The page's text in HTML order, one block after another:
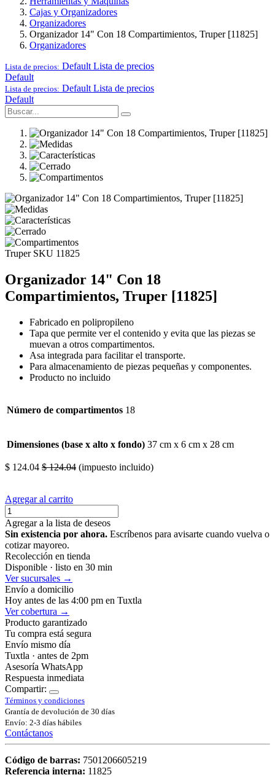
Cajas y Organizadores
Organizadores
Organizador 14" Con 18 Compartimientos, Truper [11825]
Organizadores
Lista de precios: Default Lista de precios
Default
Lista de precios: Default Lista de precios
Default
Truper SKU 11825
Organizador 14" Con 18
Compartimientos, Truper [11825]
Fabricado en polipropileno
Tapa que permite ver el contenido y evita que las piezas se
muevan a otros compartimentos.
Asa integrada para facilitar el transporte.
Para almacenamiento de piezas pequeñas y componentes.
Producto no incluido
Número de compartimentos 18
Dimensiones (base x alto x fondo) 37 cm x 6 cm x 28 cm
$ 124.04 $124.04 (impuesto incluido)
Agregar al carrito
Agregar a la lista de deseos
Sin existencia por ahora. Escríbenos para avisarte cuando vuelva o
cotizar mayoreo.
Recolección en tienda
Disponible · listo en 30 min
Ver sucursales →
Envío a domicilio
Hoy antes de las 4:00 pm en Tuxtla
Ver cobertura →
Producto garantizado
Tu compra está segura
Envío mismo día
Tuxtla · antes de 2pm
Asesoría WhatsApp
Respuesta inmediata
Compartir:
Términos y condiciones
Grantía de devolución de 30 días
Envío: 2-3 días hábiles
Contáctanos
Código de barras: 7501206605219
Referencia interna: 11825